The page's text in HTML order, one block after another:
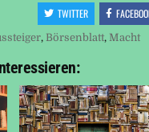
TWITTER
, Börsenblatt, Macht